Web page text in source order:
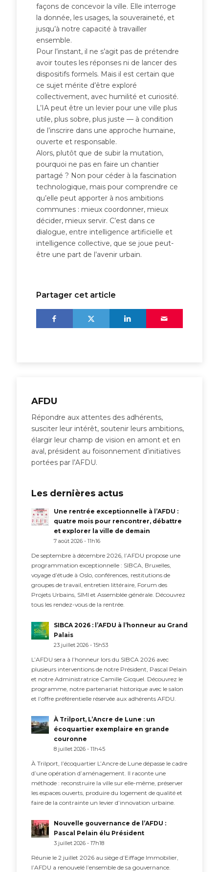
façons de concevoir la ville. Elle interroge
la donnée, les usages, la souveraineté, et
jusqu’à notre capacité à travailler
ensemble.
Pour l’instant, il ne s’agit pas de prétendre
avoir toutes les réponses ni de lancer des
dispositifs formels. Mais il est certain que
ce sujet mérite d’être exploré
collectivement, avec humilité et curiosité.
L’IA peut être un levier pour une ville plus
utile, plus sobre, plus juste — à condition
de l’inscrire dans une approche humaine,
ouverte et responsable.
Alors, plutôt que de subir la mutation,
pourquoi ne pas en faire un chantier
partagé ? Non pour céder à la fascination
technologique, mais pour comprendre ce
qu’elle peut apporter à nos ambitions
communes : mieux coordonner, mieux
décider, mieux servir. C’est dans ce
dialogue, entre intelligence artificielle et
intelligence collective, que se joue peut-
être une part de l’avenir urbain.
Partager cet article
AFDU
Répondre aux attentes des adhérents,
susciter leur intérêt, soutenir leurs ambitions,
élargir leur champ de vision en amont et en
aval, président au foisonnement d’initiatives
portées par l’AFDU.
Les dernières actus
Une rentrée exceptionnelle à l’AFDU :
quatre mois pour rencontrer, débattre
et explorer la ville de demain
7 août 2026 - 11h16
De septembre à décembre 2026, l’AFDU propose une
programmation exceptionnelle : SIBCA, Bruxelles,
voyage d’étude à Oslo, conférences, restitutions de
groupes de travail, entretien littéraire, Forum des
Projets Urbains, SIMI et Assemblée générale. Découvrez
tous les rendez-vous de la rentrée.
SIBCA 2026 : l’AFDU à l’honneur au Grand
Palais
23 juillet 2026 - 15h53
L’AFDU sera à l’honneur lors du SIBCA 2026 avec
plusieurs interventions de notre Président, Pascal Pelain
et notre Administratrice Camille Gicquel. Découvrez le
programme, notre partenariat historique avec le salon
et l’offre préférentielle réservée aux adhérents AFDU.
À Trilport, L’Ancre de Lune : un
écoquartier exemplaire en grande
couronne
8 juillet 2026 - 11h45
À Trilport, l’écoquartier L’Ancre de Lune dépasse le cadre
d’une opération d’aménagement. Il raconte une
méthode : reconstruire la ville sur elle-même, préserver
les espaces ouverts, produire du logement de qualité et
faire de la contrainte un levier d’innovation urbaine.
Nouvelle gouvernance de l’AFDU :
Pascal Pelain élu Président
3 juillet 2026 - 17h18
Réunie le 2 juillet 2026 au siège d’Eiffage Immobilier,
l’AFDU a renouvelé l’ensemble de sa gouvernance.